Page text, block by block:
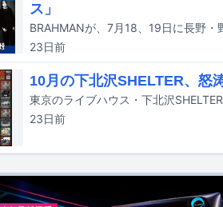
ス」
23日前
10月の下北沢SHELTER、怒
23日前